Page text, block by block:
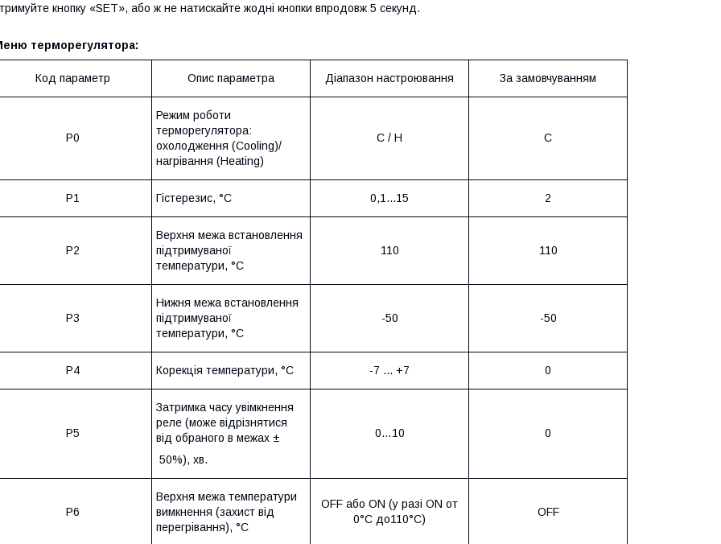
кнопку «SET», або ж не натискайте жодні кнопки впродовж 5 секунд.
терморегулятора:
Код параметр Опис параметра Діапазон настроювання За замовчуванням
P0
Режим роботи
терморегулятора:
охолодження (Cooling)/
нагрівання (Heating)
C / H C
P1 Гістерезис, °C 0,1...15 2
P2
Верхня межа встановлення
підтримуваної
температури, °C
110 110
P3
Нижня межа встановлення
підтримуваної
температури, °C
-50 -50
P4 Корекція температури, °C -7 ... +7 0
P5
Затримка часу увімкнення
реле (може відрізнятися
від обраного в межах ±
50%), хв.
0…10 0
P6
Верхня межа температури
вимкнення (захист від
перегрівання), °C
OFF або ON (у разі ON от
0°C до110°C)
OFF